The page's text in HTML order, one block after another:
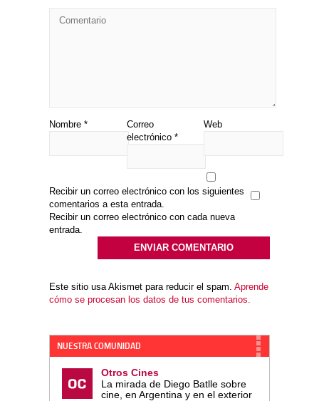
Nombre *
Correo
electrónico *
Web
Recibir un correo electrónico con los siguientes
comentarios a esta entrada.
Recibir un correo electrónico con cada nueva
entrada.
Este sitio usa Akismet para reducir el spam. Aprende
cómo se procesan los datos de tus comentarios.
NUESTRA COMUNIDAD
Otros Cines
La mirada de Diego Batlle sobre
cine, en Argentina y en el exterior